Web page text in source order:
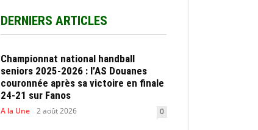
DERNIERS ARTICLES
Championnat national handball
seniors 2025-2026 : l’AS Douanes
couronnée après sa victoire en finale
24-21 sur Fanos
A la Une 2 août 2026 0